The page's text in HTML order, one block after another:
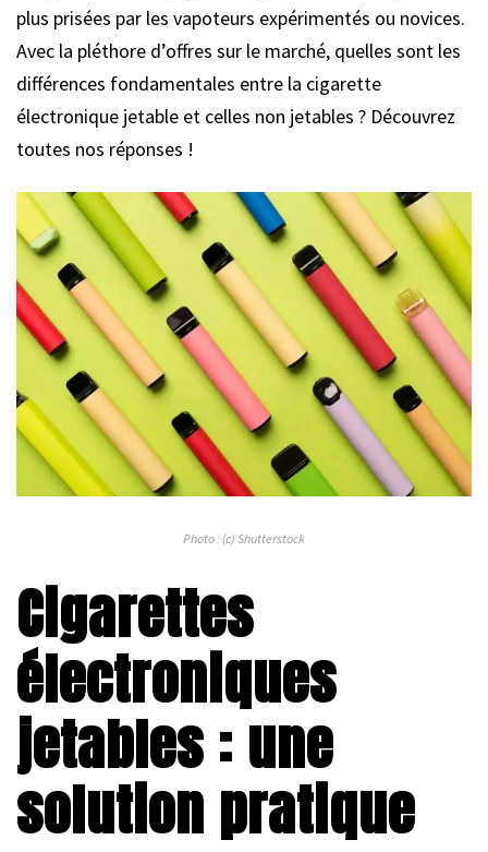
plus prisées par les vapoteurs expérimentés ou novices.
Avec la pléthore d’offres sur le marché, quelles sont les
différences fondamentales entre la cigarette
électronique jetable et celles non jetables ? Découvrez
toutes nos réponses !
Photo : (c) Shutterstock
Cigarettes
électroniques
jetables : une
solution pratique